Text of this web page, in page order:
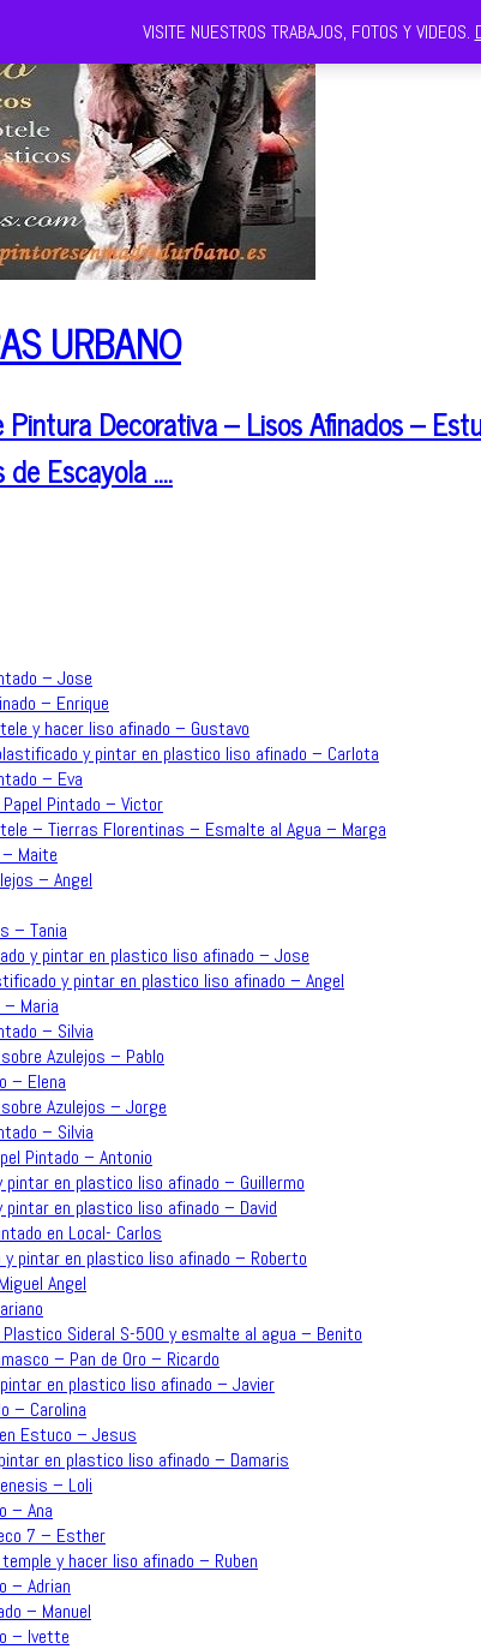
URBANO
Decorativa – Lisos Afinados –
Escayola ….
– Jose
– Enrique
y hacer liso afinado – Gustavo
y pintar en plastico liso afinado – Carlota
– Eva
Pintado – Victor
– Tierras Florentinas – Esmalte al Agua – Marga
Maite
– Angel
– Tania
y pintar en plastico liso afinado – Jose
y pintar en plastico liso afinado – Angel
Maria
– Silvia
Azulejos – Pablo
– Elena
Azulejos – Jorge
– Silvia
Pintado – Antonio
en plastico liso afinado – Guillermo
en plastico liso afinado – David
en Local- Carlos
pintar en plastico liso afinado – Roberto
Angel
Sideral S-500 y esmalte al agua – Benito
– Pan de Oro – Ricardo
en plastico liso afinado – Javier
– Carolina
Estuco – Jesus
en plastico liso afinado – Damaris
– Loli
– Ana
7 – Esther
y hacer liso afinado – Ruben
– Adrian
– Manuel
– Ivette
VISITE NUESTROS TRABAJOS, FOTOS Y VIDEOS.